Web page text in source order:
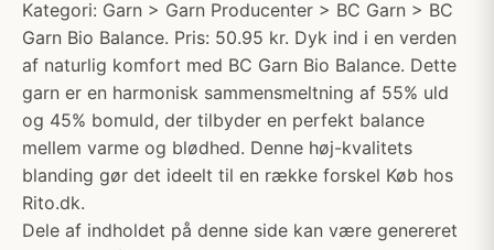
Kategori: Garn > Garn Producenter > BC Garn > BC
Garn Bio Balance. Pris: 50.95 kr. Dyk ind i en verden
af naturlig komfort med BC Garn Bio Balance. Dette
garn er en harmonisk sammensmeltning af 55% uld
og 45% bomuld, der tilbyder en perfekt balance
mellem varme og blødhed. Denne høj-kvalitets
blanding gør det ideelt til en række forskel Køb hos
Rito.dk.
Dele af indholdet på denne side kan være genereret